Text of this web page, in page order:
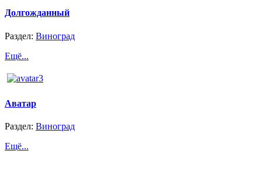
Долгожданный
Раздел: Виноград
Ещё...
Аватар
Раздел: Виноград
Ещё...